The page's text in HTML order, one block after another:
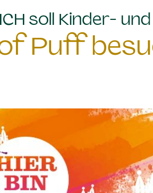
soll Kinder-
Puff